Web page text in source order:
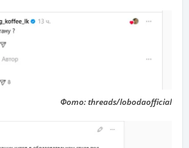
Фото: threads/lobodaofficial